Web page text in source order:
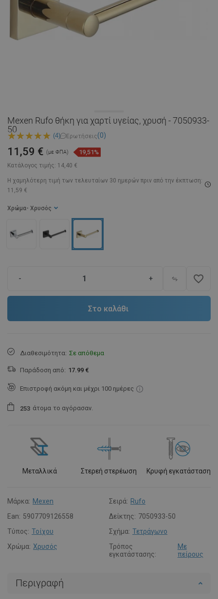
Mexen Rufo θήκη για χαρτί υγείας, χρυσή - 7050933-
50
(4) Ερωτήσεις(0)
Κατάλογος τιμής: 14,40 €
11,59 € (με ΦΠΑ) 19,51%
Η χαμηλότερη τιμή των τελευταίων 30 ημερών πριν από την έκπτωση:
11,59 €
Χρώμα - Χρυσός
- + favorite_border
Στο καλάθι
Διαθεσιμότητα: Σε απόθεμα
Παράδοση από: 17.99 €
Επιστροφή ακόμη και μέχρι 100 ημέρες
253 άτομα το αγόρασαν.
Μεταλλικά Στερεή στερέωση Κρυφή εγκατάσταση
Μάρκα: Mexen Σειρά: Rufo
Ean: 5907709126558 Δείκτης: 7050933-50
Τύπος: Τοίχου Σχήμα: Τετράγωνο
Χρώμα: Χρυσός
Τρόπος
εγκατάστασης:
Με
πείρους
Περιγραφή